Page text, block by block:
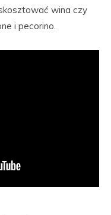
wina czy
i pecorino.